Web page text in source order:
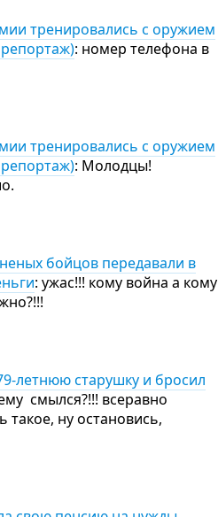
тренировались с оружием
: номер телефона в
тренировались с оружием
: Молодцы!
бойцов передавали в
: ужас!!! кому война а кому
летнюю старушку и бросил
смылся?!!! всеравно
ну остановись,